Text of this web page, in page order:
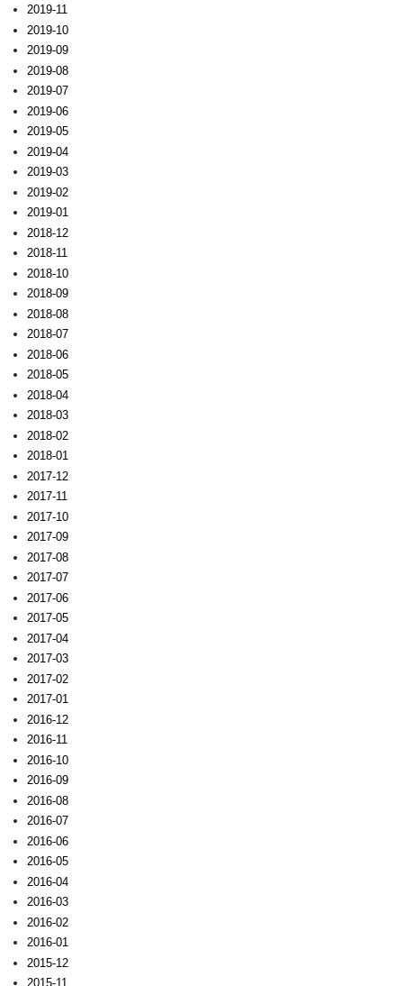
2019-11
2019-10
2019-09
2019-08
2019-07
2019-06
2019-05
2019-04
2019-03
2019-02
2019-01
2018-12
2018-11
2018-10
2018-09
2018-08
2018-07
2018-06
2018-05
2018-04
2018-03
2018-02
2018-01
2017-12
2017-11
2017-10
2017-09
2017-08
2017-07
2017-06
2017-05
2017-04
2017-03
2017-02
2017-01
2016-12
2016-11
2016-10
2016-09
2016-08
2016-07
2016-06
2016-05
2016-04
2016-03
2016-02
2016-01
2015-12
2015-11